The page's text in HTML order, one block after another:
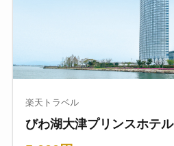
楽天トラベル
びわ湖大津プリンスホテル